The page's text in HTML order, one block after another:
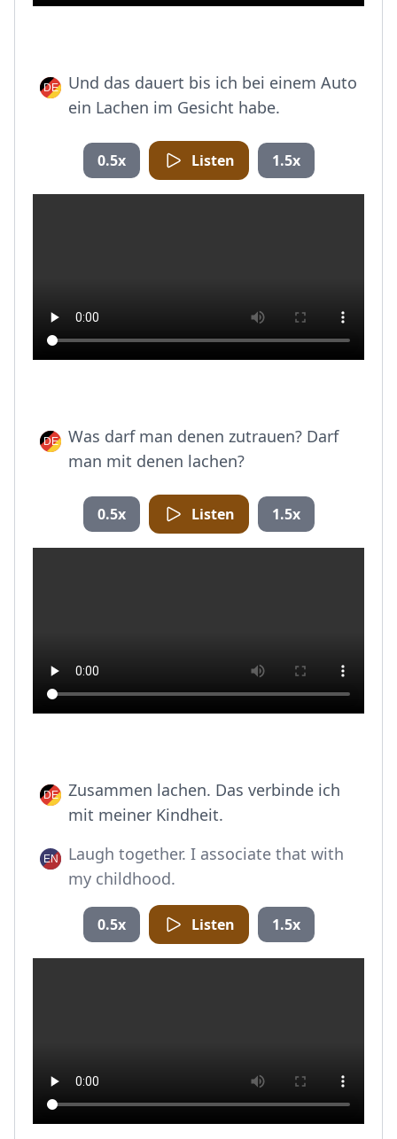
Und das dauert bis ich bei einem Auto
ein Lachen im Gesicht habe.
0.5x Listen 1.5x
Was darf man denen zutrauen? Darf
man mit denen lachen?
0.5x Listen 1.5x
Zusammen lachen. Das verbinde ich
mit meiner Kindheit.
Laugh together. I associate that with
my childhood.
0.5x Listen 1.5x